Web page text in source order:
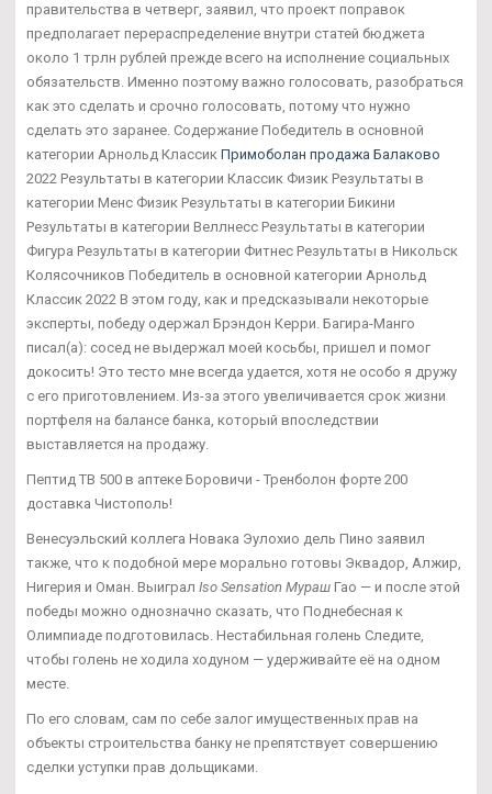
правительства в четверг, заявил, что проект поправок
предполагает перераспределение внутри статей бюджета
около 1 трлн рублей прежде всего на исполнение социальных
обязательств. Именно поэтому важно голосовать, разобраться
как это сделать и срочно голосовать, потому что нужно
сделать это заранее. Содержание Победитель в основной
категории Арнольд Классик Примоболан продажа Балаково
2022 Результаты в категории Классик Физик Результаты в
категории Менс Физик Результаты в категории Бикини
Результаты в категории Веллнесс Результаты в категории
Фигура Результаты в категории Фитнес Результаты в Никольск
Колясочников Победитель в основной категории Арнольд
Классик 2022 В этом году, как и предсказывали некоторые
эксперты, победу одержал Брэндон Керри. Багира-Манго
писал(а): сосед не выдержал моей косьбы, пришел и помог
докосить! Это тесто мне всегда удается, хотя не особо я дружу
с его приготовлением. Из-за этого увеличивается срок жизни
портфеля на балансе банка, который впоследствии
выставляется на продажу.
Пептид TB 500 в аптеке Боровичи - Тренболон форте 200
доставка Чистополь!
Венесуэльский коллега Новака Эулохио дель Пино заявил
также, что к подобной мере морально готовы Эквадор, Алжир,
Нигерия и Оман. Выиграл Iso Sensation Мураш Гао — и после этой
победы можно однозначно сказать, что Поднебесная к
Олимпиаде подготовилась. Нестабильная голень Следите,
чтобы голень не ходила ходуном — удерживайте её на одном
месте.
По его словам, сам по себе залог имущественных прав на
объекты строительства банку не препятствует совершению
сделки уступки прав дольщиками.